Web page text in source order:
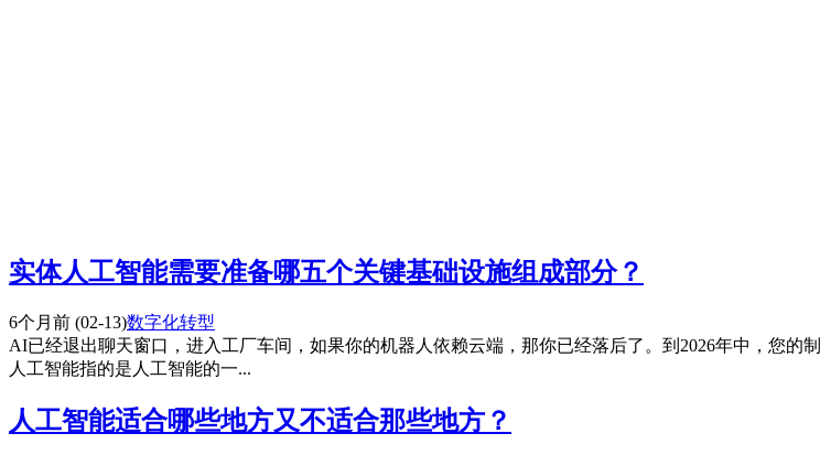
实体人工智能需要准备哪五个关键基础设施组成部分？
6个月前 (02-13)数字化转型
AI已经退出聊天窗口，进入工厂车间，如果你的机器人依赖云端，那你已经落后了。到2026年中，您
人工智能指的是人工智能的一...
人工智能适合哪些地方又不适合那些地方？